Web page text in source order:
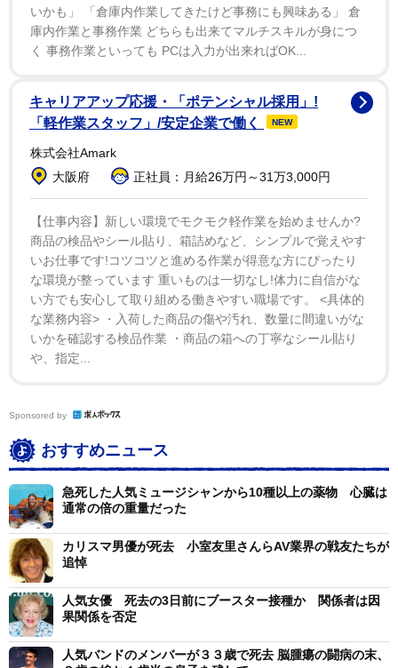
このスピーチ後、同バンドの『マイ・ヒーロー』に合
わせてテイラーの演奏画像を集めた映像が流されてい
そして「イン・メモリアム」のコーナーではベン・プ
ｒ、レイチェル・ゼグラーらが昨年１１月に９１歳で死
去したブロードウェイミュージカルの巨匠スティーヴ
ン・ソンドハイムの代表曲を歌い上げ故人を偲んでい
た。
まずベンが『ノット・ア・デイ・ゴーズ・バイ』『メ
リリー・ウィー・ロール・アロング』を披露、続いてシ
ンシアとレスリーによる『センド・イン・ザ・クラウン
ズ』、最後にレイチェルによる『ウェストサイド物語』
のチャーリー・ワッツ、ミートローフ、ＤＭＸ、エヴァ
リー・ブラザーズのドン・エヴァリー、ヴィセンテ・フ
ェルナンデスらの死が惜しまれていた。
いかも」 「倉庫内作業してきたけど事務にも興味ある」 倉
庫内作業と事務作業 どちらも出来てマルチスキルが身につ
く 事務作業といっても PCは入力が出来ればOK...
キャリアアップ応援・「ポテンシャル採用」!
「軽作業スタッフ」/安定企業で働く
NEW
株式会社Amark
大阪府
正社員：月給26万円～31万3,000円
【仕事内容】新しい環境でモクモク軽作業を始めませんか?
商品の検品やシール貼り、箱詰めなど、シンプルで覚えやす
いお仕事です!コツコツと進める作業が得意な方にぴったり
な環境が整っています 重いものは一切なし!体力に自信がな
い方でも安心して取り組める働きやすい職場です。 <具体的
な業務内容> ・入荷した商品の傷や汚れ、数量に間違いがな
いかを確認する検品作業 ・商品の箱への丁寧なシール貼り
や、指定...
Sponsored by
おすすめニュース
急死した人気ミュージシャンから10種以上の薬物 心臓は
通常の倍の重量だった
カリスマ男優が死去 小室友里さんらAV業界の戦友たちが
追悼
人気女優 死去の3日前にブースター接種か 関係者は因
果関係を否定
人気バンドのメンバーが３３歳で死去 脳腫瘍の闘病の末、